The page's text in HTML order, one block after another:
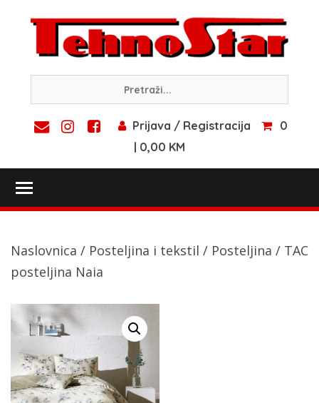
content
Prijava / Registracija
0
| 0,00 KM
Naslovnica / Posteljina i tekstil / Posteljina / TAC
posteljina Naia